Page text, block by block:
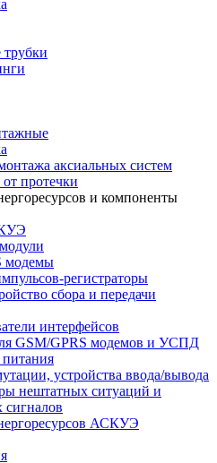
аксиальных систем
протечки
и компоненты
модемы
регистраторы
сбора и передачи
интерфейсов
GSM/GPRS модемов и УСПД
устройства ввода/вывода
нештатных ситуаций и
сигналов
АСКУЭ